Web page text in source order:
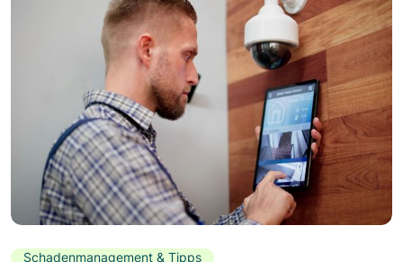
Schadenmanagement & Tipps